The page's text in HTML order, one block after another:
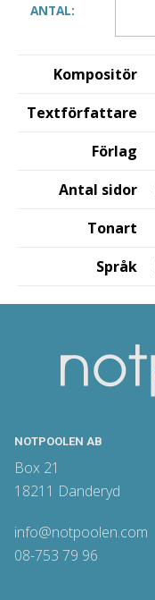
ANTAL:
Kompositör
Textförfattare
Förlag
Antal sidor
Tonart
Språk
NOTPOOLEN AB
Box 21
18211 Danderyd
info@notpoolen.com
08-753 79 96